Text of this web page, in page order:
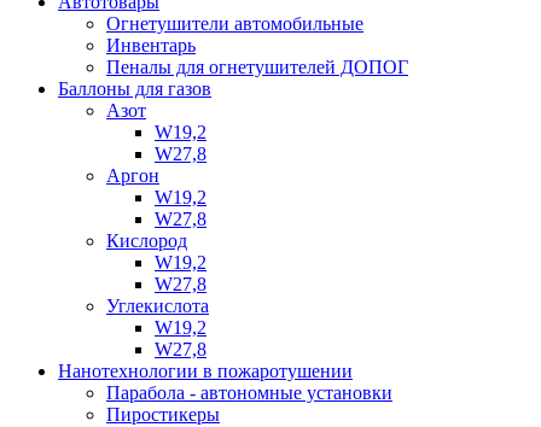
Огнетушители автомобильные
Инвентарь
Пеналы для огнетушителей ДОПОГ
Баллоны для газов
Азот
W19,2
W27,8
Аргон
W19,2
W27,8
Кислород
W19,2
W27,8
Углекислота
W19,2
W27,8
Нанотехнологии в пожаротушении
Парабола - автономные установки
Пиростикеры